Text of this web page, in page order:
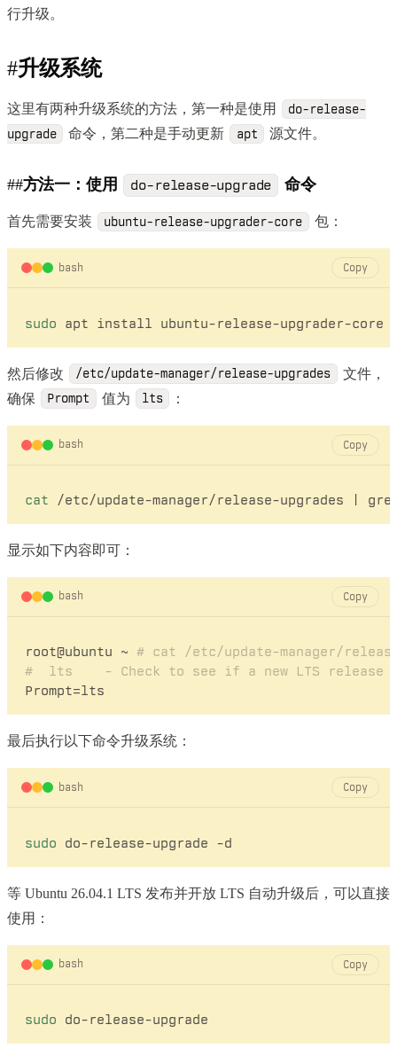
行升级。
#升级系统
这里有两种升级系统的方法，第一种是使用
do-release-
upgrade
命令，第二种是手动更新 apt 源文件。
##方法一：使用 do-release-upgrade 命令
首先需要安装 ubuntu-release-upgrader-core 包：
bash Copy
sudo
然后修改 /etc/update-manager/release-upgrades
文件，
确保
Prompt 值为 lts ：
bash Copy
cat
显示如下内容即可：
bash Copy
root@ubuntu ~ # cat /etc/update-manager/
#  lts    - Check to see if a new LTS release
最后执行以下命令升级系统：
bash Copy
sudo
等 Ubuntu 26.04.1 LTS 发布并开放 LTS 自动升级后，可以直接
使用：
bash Copy
sudo